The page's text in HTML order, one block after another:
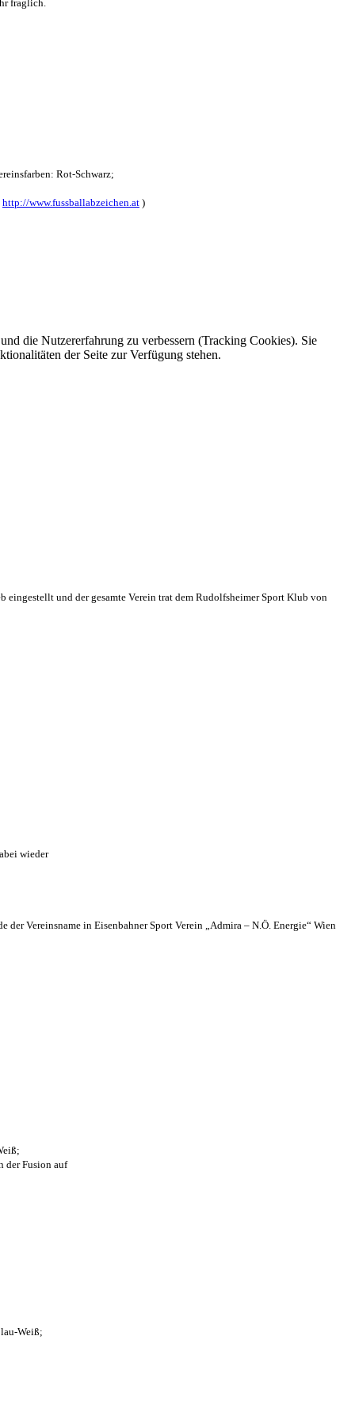
die Nutzererfahrung zu verbessern (Tracking Cookies). Sie
der Seite zur Verfügung stehen.
fraglich.
Rot-Schwarz;
http://www.fussballabzeichen.at )
eingestellt und der gesamte Verein trat dem Rudolfsheimer Sport Klub von
wieder
der Vereinsname in Eisenbahner Sport Verein „Admira – N.Ö. Energie“ Wien
der Fusion auf
Weiß;